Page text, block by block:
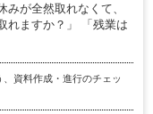
が全然取れなくて、
れますか？」 「残業は
資料作成・進行のチェッ